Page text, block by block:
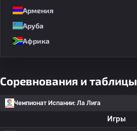
Армения
Аруба
Африка
Соревнования и таблицы
Чемпионат Испании: Ла Лига
Игры